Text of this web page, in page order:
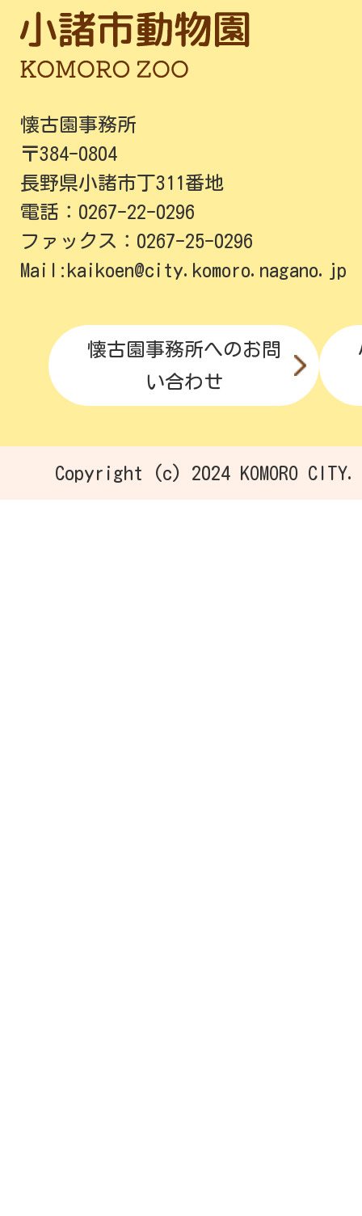
懐古園事務所
〒384-0804
長野県小諸市丁311番地
電話：0267-22-0296
ファックス：0267-25-0296
Mail:kaikoen@city.komoro.nagano.jp
懐古園事務所へのお問
い合わせ
Copyright (c) 2024 KOMORO